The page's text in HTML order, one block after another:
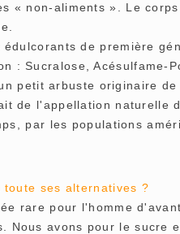
« non-aliments ». Le
de première
: Sucralose, Acésulfame-
petit arbuste originaire de
de l'appellation naturelle
par les populations
ses alternatives ?
rare pour l'homme
Nous avons pour le sucre